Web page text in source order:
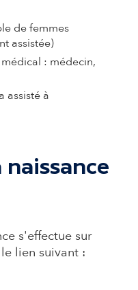
de femmes
assistée)
: médecin,
assisté à
naissance
s'effectue sur
lien suivant :
un nouvel onglet)